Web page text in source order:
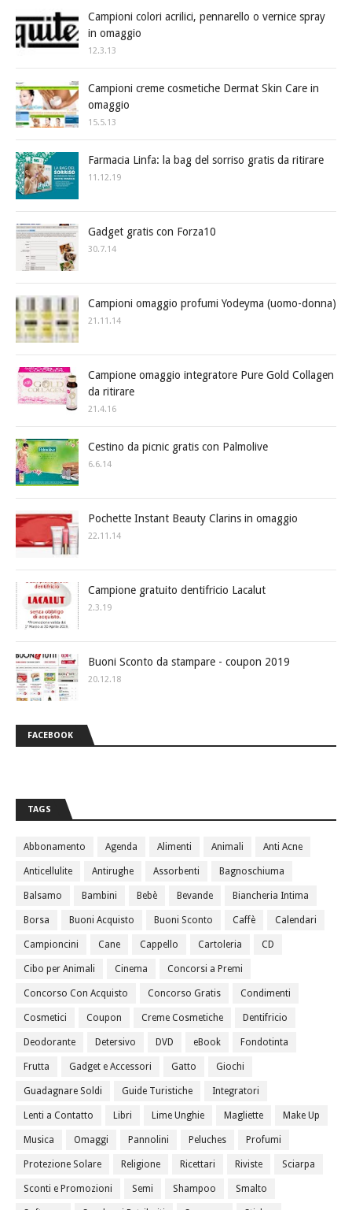
Campioni colori acrilici, pennarello o vernice spray
in omaggio
12.3.13
Campioni creme cosmetiche Dermat Skin Care in
omaggio
15.5.13
Farmacia Linfa: la bag del sorriso gratis da ritirare
11.12.19
Gadget gratis con Forza10
30.7.14
Campioni omaggio profumi Yodeyma (uomo-donna)
21.11.14
Campione omaggio integratore Pure Gold Collagen
da ritirare
21.4.16
Cestino da picnic gratis con Palmolive
6.6.14
Pochette Instant Beauty Clarins in omaggio
22.11.14
Campione gratuito dentifricio Lacalut
2.3.19
Buoni Sconto da stampare - coupon 2019
20.12.18
FACEBOOK
TAGS
Abbonamento Agenda Alimenti Animali Anti Acne
Anticellulite Antirughe Assorbenti Bagnoschiuma
Balsamo Bambini Bebè Bevande Biancheria Intima
Borsa Buoni Acquisto Buoni Sconto Caffè Calendari
Campioncini Cane Cappello Cartoleria CD
Cibo per Animali Cinema Concorsi a Premi
Concorso Con Acquisto Concorso Gratis Condimenti
Cosmetici Coupon Creme Cosmetiche Dentifricio
Deodorante Detersivo DVD eBook Fondotinta
Frutta Gadget e Accessori Gatto Giochi
Guadagnare Soldi Guide Turistiche Integratori
Lenti a Contatto Libri Lime Unghie Magliette Make Up
Musica Omaggi Pannolini Peluches Profumi
Protezione Solare Religione Ricettari Riviste Sciarpa
Sconti e Promozioni Semi Shampoo Smalto